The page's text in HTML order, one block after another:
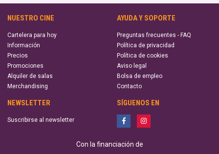
NUESTRO CINE
Cartelera para hoy
Información
Precios
Promociones
Alquiler de salas
Merchandising
AYUDA Y SOPORTE
Preguntas frecuentes - FAQ
Política de privacidad
Política de cookies
Aviso legal
Bolsa de empleo
Contacto
NEWSLETTER
Suscribirse al newsletter
SÍGUENOS EN
Con la financiación de